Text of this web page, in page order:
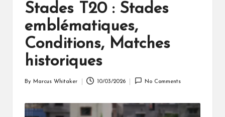
Stades T20 : Stades
emblématiques,
Conditions, Matches
historiques
By Marcus Whitaker 10/03/2026 No Comments